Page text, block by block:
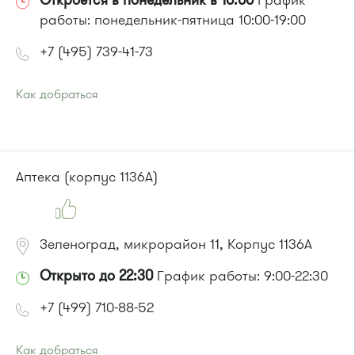
работы: понедельник-пятница 10:00-19:00
+7 (495) 739-41-73
Как добраться
Маршрутка № 409м, 419м
или до остановки"Товары для дома"
Автобусы № 1, 3, 8, 11, 19, 29, 32, 400, 400э.
Маршрутка № 408м, 419м, 476м
Аптека (корпус 1136А)
Зеленоград, микрорайон 11, Корпус 1136А
Открыто до 22:30График работы: 9:00-22:30
+7 (499) 710-88-52
Как добраться